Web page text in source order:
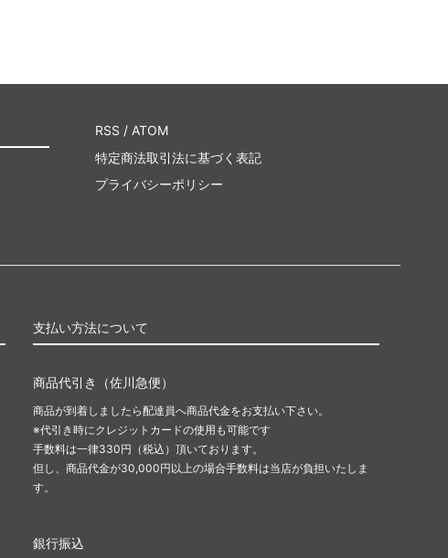
RSS / ATOM
特定商法取引法に基づく表記
プライバシーポリシー
支払い方法について
商品代引き（佐川急便）
商品が到着しましたら配達員へ商品代金をお支払い下さい。
※代引き時にクレジットカードの使用も可能です
手数料は一律330円（税込）頂いております。
但し、商品代金が30,000円以上の場合手数料は当店が負担いたしま
す。
銀行振込